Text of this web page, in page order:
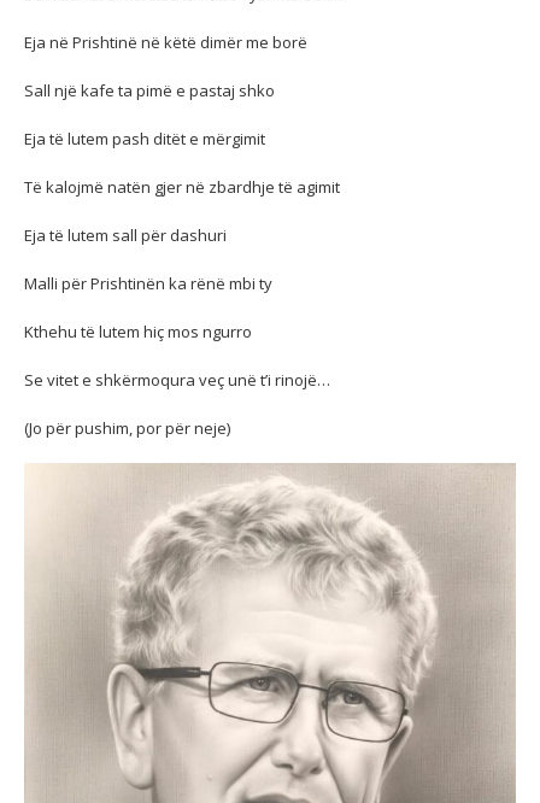
Eja në Prishtinë në këtë dimër me borë
Sall një kafe ta pimë e pastaj shko
Eja të lutem pash ditët e mërgimit
Të kalojmë natën gjer në zbardhje të agimit
Eja të lutem sall për dashuri
Malli për Prishtinën ka rënë mbi ty
Kthehu të lutem hiç mos ngurro
Se vitet e shkërmoqura veç unë t’i rinojë…
(Jo për pushim, por për neje)